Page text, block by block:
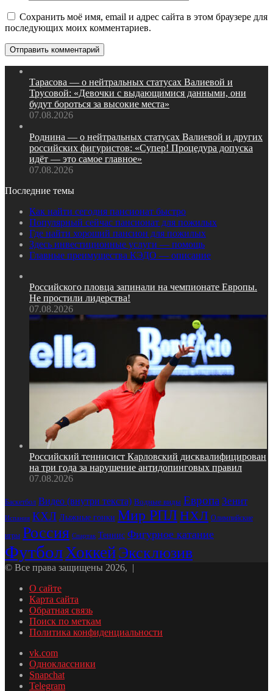
Сохранить моё имя, email и адрес сайта в этом браузере для
последующих моих комментариев.
Тарасова — о нейтральных статусах Валиевой и
Трусовой: «Девочки с выдающимися данными, они
будут бороться за высокие места»
07.08.2026
Роднина — о нейтральных статусах Валиевой и других
российских фигуристов: «Супер! Процедура допуска
идёт — это самое главное»
07.08.2026
Последние темы
Как найти сегодня пансионат быстро
Популярный сейчас пансионат для пожилых
Где найти хороший пансион для пожилых
Здесь инвестиционные услуги — помощь
Главные преимущества КЭДО — описание
Российского пловца запинали на чемпионате Европы.
Не простили лидерства!
07.08.2026
Российский теннисист Карловский дисквалифицирован
на три года за нарушение антидопинговых правил
07.08.2026
Баскетбол Видео (внутри текста) Водные виды Европа Зенит
Испания КХЛ Лыжные гонки Мир РПЛНХЛ Олимпийские
игры Россия Спартак Теннис Фигурное катание
ФутболХоккейЭксклюзив
© Все права защищены 2026, |
О сайте
Карта сайта
Обратная связь
Поиск по меткам
Политика конфиденциальности
vk.com
Одноклассники
Snapchat
Telegram